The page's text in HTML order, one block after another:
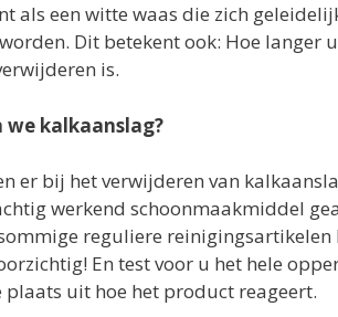
als een witte waas die zich
Dit betekent ook: Hoe langer
is.
kalkaanslag?
er bij het verwijderen van
werkend schoonmaakmiddel
reguliere reinigingsartikelen
En test voor u het hele
plaats uit hoe het product reageert.